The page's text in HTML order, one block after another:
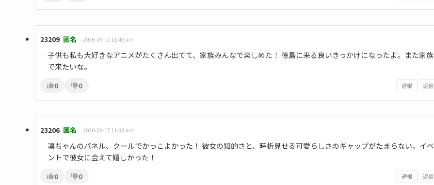
23209 匿名 2026-05-17 11:46 am
子供も私も大好きなアニメがたくさん出てて、家族みんなで楽しめた！ 徳島に来る良いきっかけになったよ。また家族
で来たいな。
0 0 通報 返信
23206 匿名 2026-05-17 11:38 am
凛ちゃんのパネル、クールでかっこよかった！ 彼女の知的さと、時折見せる可愛らしさのギャップがたまらない。イベ
ントで彼女に会えて嬉しかった！
0 0 通報 返信